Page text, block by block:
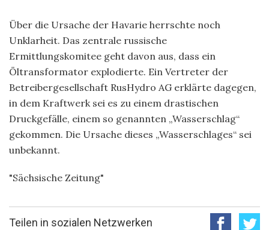
Über die Ursache der Havarie herrschte noch
Unklarheit. Das zentrale russische
Ermittlungskomitee geht davon aus, dass ein
Öltransformator explodierte. Ein Vertreter der
Betreibergesellschaft RusHydro AG erklärte dagegen,
in dem Kraftwerk sei es zu einem drastischen
Druckgefälle, einem so genannten „Wasserschlag“
gekommen. Die Ursache dieses „Wasserschlages“ sei
unbekannt.
"Sächsische Zeitung"
Teilen in sozialen Netzwerken